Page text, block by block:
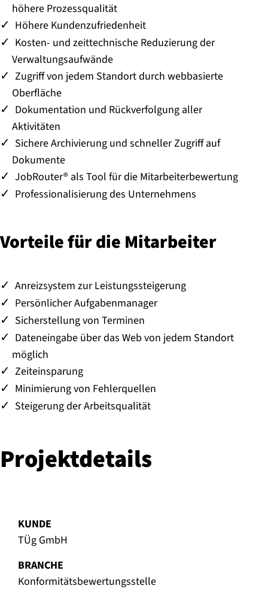
höhere Prozessqualität
Höhere Kundenzufriedenheit
Kosten- und zeittechnische Reduzierung der
Verwaltungsaufwände
Zugriff von jedem Standort durch webbasierte
Oberfläche
Dokumentation und Rückverfolgung aller
Aktivitäten
Sichere Archivierung und schneller Zugriff auf
Dokumente
JobRouter® als Tool für die Mitarbeiterbewertung
Professionalisierung des Unternehmens
Vorteile für die Mitarbeiter
Anreizsystem zur Leistungssteigerung
Persönlicher Aufgabenmanager
Sicherstellung von Terminen
Dateneingabe über das Web von jedem Standort
möglich
Zeiteinsparung
Minimierung von Fehlerquellen
Steigerung der Arbeitsqualität
Pro­jekt­de­tails
KUNDE
TÜg GmbH
BRANCHE
Konformitätsbewertungsstelle